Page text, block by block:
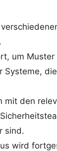
um
mit den
sind.
wird